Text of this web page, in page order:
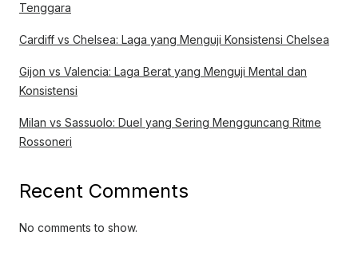
Tenggara
Cardiff vs Chelsea: Laga yang Menguji Konsistensi Chelsea
Gijon vs Valencia: Laga Berat yang Menguji Mental dan
Konsistensi
Milan vs Sassuolo: Duel yang Sering Mengguncang Ritme
Rossoneri
Recent Comments
No comments to show.